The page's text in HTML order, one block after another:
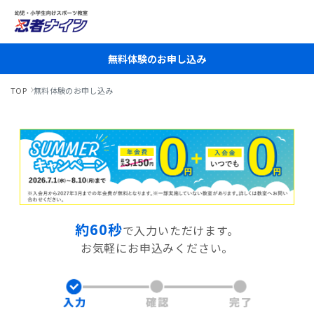
無料体験のお申し込み
TOP 無料体験のお申し込み
約60秒で入力いただけます。
お気軽にお申込みください。